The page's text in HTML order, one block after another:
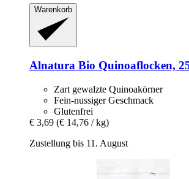
Warenkorb
Alnatura Bio Quinoaflocken,
Zart gewalzte Quinoakörner
Fein-nussiger Geschmack
Glutenfrei
€ 3,69 (€ 14,76 / kg)
Zustellung bis 11. August